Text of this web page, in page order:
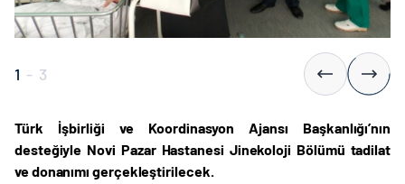
1 - 3
Türk İşbirliği ve Koordinasyon Ajansı Başkanlığı’nın
desteğiyle Novi Pazar Hastanesi Jinekoloji Bölümü tadilat
ve donanımı gerçekleştirilecek.